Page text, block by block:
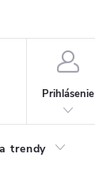
Prihlásenie
trendy